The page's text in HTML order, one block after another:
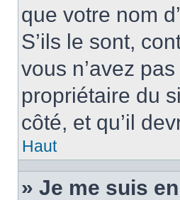
que votre nom
S’ils le sont,
vous n’avez
propriétaire du
côté, et qu’il
Haut
» Je me suis